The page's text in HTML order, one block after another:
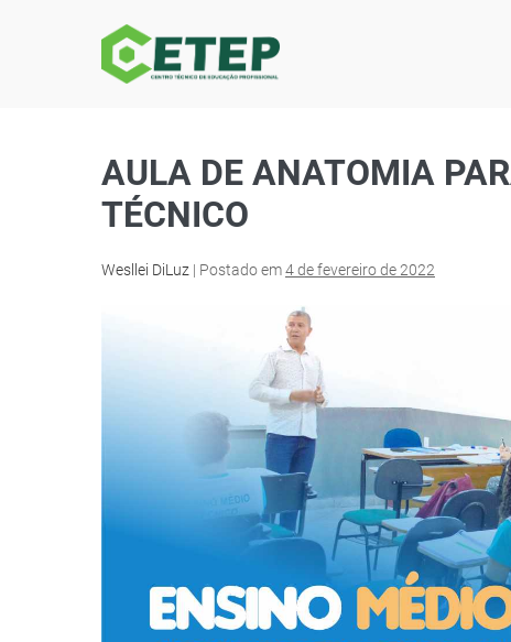
AULA DE ANATOMIA
TÉCNICO
Wesllei DiLuz | Postado em4 de fevereiro de 2022